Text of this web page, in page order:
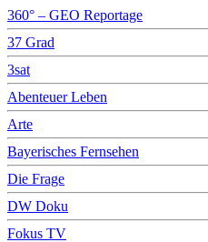
360° – GEO Reportage
37 Grad
3sat
Abenteuer Leben
Arte
Bayerisches Fernsehen
Die Frage
DW Doku
Fokus TV